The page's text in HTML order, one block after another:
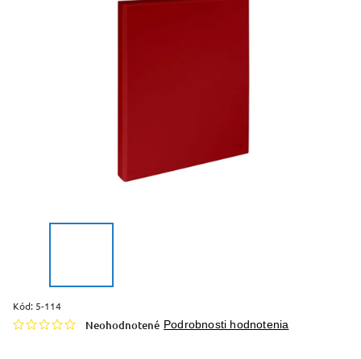
Kód: 5-114
Neohodnotené Podrobnosti hodnotenia